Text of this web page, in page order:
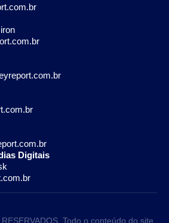
Digitais
Todo o conteúdo do site,